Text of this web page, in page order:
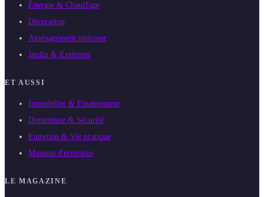
Énergie & Chauffage
Décoration
Aménagement intérieur
Jardin & Extérieur
ET AUSSI
Immobilier & Financement
Domotique & Sécurité
Entretien & Vie pratique
Maisons d'écrivains
LE MAGAZINE